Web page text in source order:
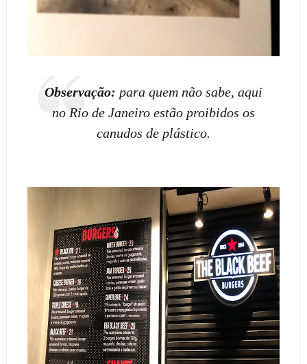
Observação: para quem não sabe, aqui
no Rio de Janeiro estão proibidos os
canudos de plástico.